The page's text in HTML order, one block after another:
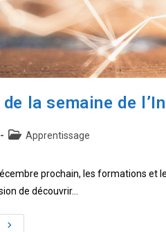
de la semaine de
PostApprentissage
prochain, les formations et
de découvrir…